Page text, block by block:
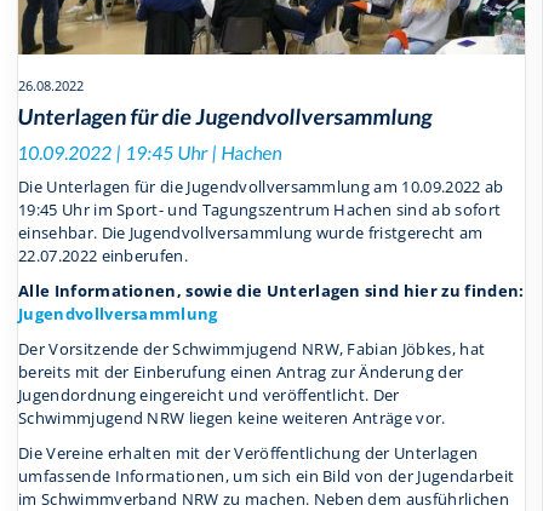
26.08.2022
Unterlagen für die Jugendvollversammlung
10.09.2022 | 19:45 Uhr | Hachen
Die Unterlagen für die Jugendvollversammlung am 10.09.2022 ab
19:45 Uhr im Sport- und Tagungszentrum Hachen sind ab sofort
einsehbar. Die Jugendvollversammlung wurde fristgerecht am
22.07.2022 einberufen.
Alle Informationen, sowie die Unterlagen sind hier zu finden:
Jugendvollversammlung
Der Vorsitzende der Schwimmjugend NRW, Fabian Jöbkes, hat
bereits mit der Einberufung einen Antrag zur Änderung der
Jugendordnung eingereicht und veröffentlicht. Der
Schwimmjugend NRW liegen keine weiteren Anträge vor.
Die Vereine erhalten mit der Veröffentlichung der Unterlagen
umfassende Informationen, um sich ein Bild von der Jugendarbeit
im Schwimmverband NRW zu machen. Neben dem ausführlichen